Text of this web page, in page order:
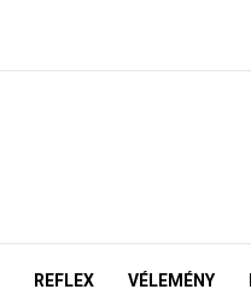
REFLEX VÉLEMÉNY